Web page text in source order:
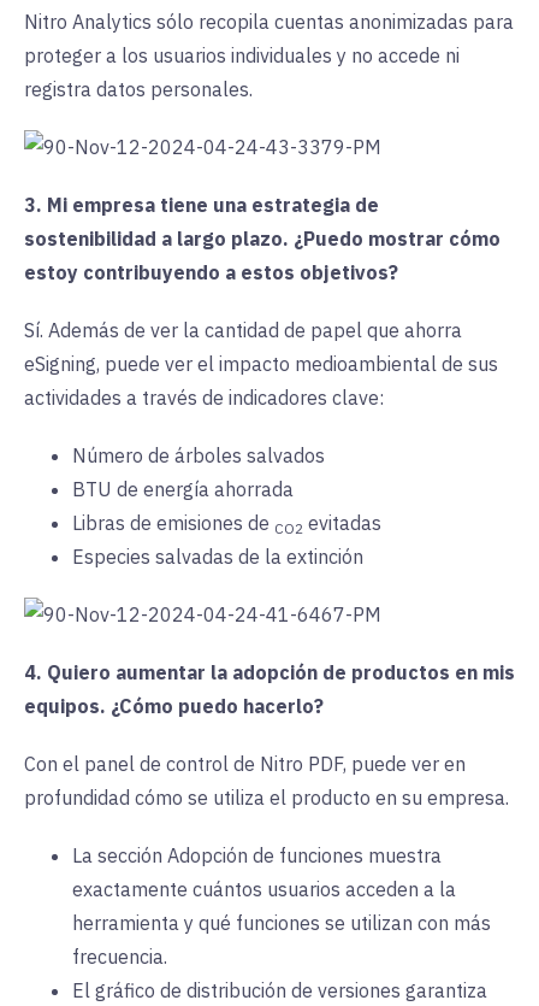
Nitro Analytics sólo recopila cuentas anonimizadas para
proteger a los usuarios individuales y no accede ni
registra datos personales.
3. Mi empresa tiene una estrategia de
sostenibilidad a largo plazo. ¿Puedo mostrar cómo
estoy contribuyendo a estos objetivos?
Sí. Además de ver la cantidad de papel que ahorra
eSigning, puede ver el impacto medioambiental de sus
actividades a través de indicadores clave:
Número de árboles salvados
BTU de energía ahorrada
Libras de emisiones de CO2 evitadas
Especies salvadas de la extinción
4. Quiero aumentar la adopción de productos en mis
equipos. ¿Cómo puedo hacerlo?
Con el panel de control de Nitro PDF, puede ver en
profundidad cómo se utiliza el producto en su empresa.
La sección Adopción de funciones muestra
exactamente cuántos usuarios acceden a la
herramienta y qué funciones se utilizan con más
frecuencia.
El gráfico de distribución de versiones garantiza